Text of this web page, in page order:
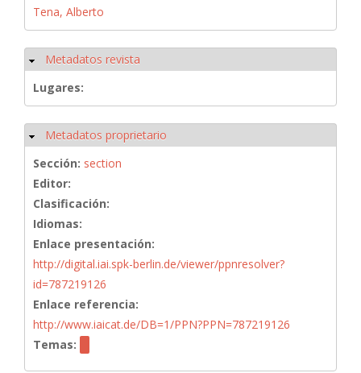
Tena, Alberto
Ocultar
Metadatos revista
Lugares:
Ocultar
Metadatos proprietario
Sección: section
Editor:
Clasificación:
Idiomas:
Enlace presentación:
http://digital.iai.spk-berlin.de/viewer/ppnresolver?
id=787219126
Enlace referencia:
http://www.iaicat.de/DB=1/PPN?PPN=787219126
Temas: